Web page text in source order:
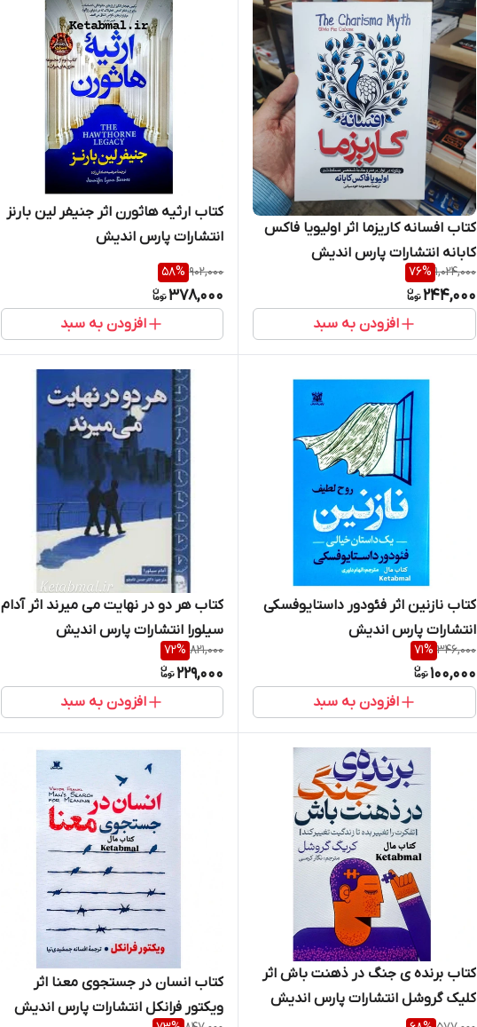
کتاب افسانه کاریزما اثر اولیویا فاکس
کابانه انتشارات پارس اندیش
1,024,000
76%
244,000
افزودن به سبد
کتاب ارثیه هاثورن اثر جنیفر لین بارنز
انتشارات پارس اندیش
902,000
58%
378,000
افزودن به سبد
کتاب نازنین اثر فئودور داستایوفسکی
انتشارات پارس اندیش
346,000
71%
100,000
افزودن به سبد
کتاب هر دو در نهایت می میرند اثر آدام
سیلورا انتشارات پارس اندیش
821,000
72%
229,000
افزودن به سبد
کتاب برنده ی جنگ در ذهنت باش اثر
کلیک گروشل انتشارات پارس اندیش
کتاب انسان در جستجوی معنا اثر
ویکتور فرانکل انتشارات پارس اندیش